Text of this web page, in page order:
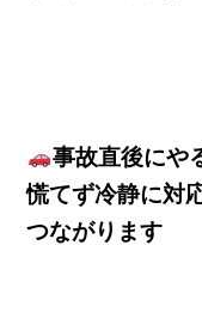
事故直後にや
慌てず冷静に対
つながります